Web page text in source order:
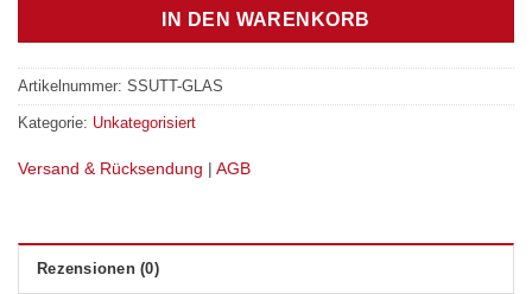
IN DEN WARENKORB
Artikelnummer: SSUTT-GLAS
Kategorie: Unkategorisiert
Versand & Rücksendung | AGB
Rezensionen (0)